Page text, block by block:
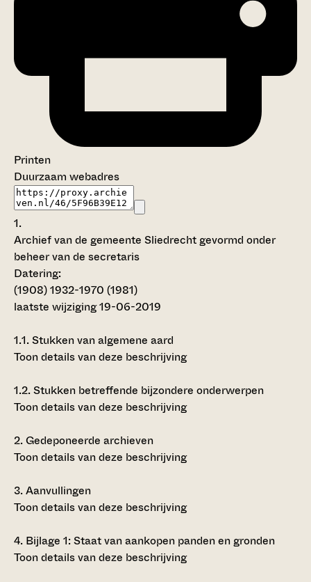
Printen
Duurzaam webadres
1.
Archief van de gemeente Sliedrecht gevormd onder
beheer van de secretaris
Datering:
(1908) 1932-1970 (1981)
laatste wijziging 19-06-2019
1.1.Stukken van algemene aard
Toon details van deze beschrijving
1.2.Stukken betreffende bijzondere onderwerpen
Toon details van deze beschrijving
2.Gedeponeerde archieven
Toon details van deze beschrijving
3.Aanvullingen
Toon details van deze beschrijving
4. Bijlage 1: Staat van aankopen panden en gronden
Toon details van deze beschrijving